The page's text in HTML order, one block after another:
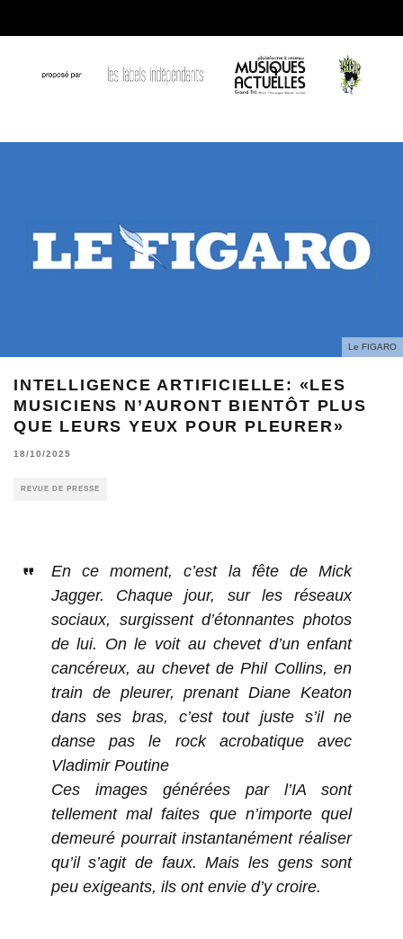
Le FIGARO
INTELLIGENCE ARTIFICIELLE: «LES
MUSICIENS N’AURONT BIENTÔT PLUS
QUE LEURS YEUX POUR PLEURER»
18/10/2025
REVUE DE PRESSE
En ce moment, c’est la fête de Mick
Jagger. Chaque jour, sur les réseaux
sociaux, surgissent d’étonnantes photos
de lui. On le voit au chevet d’un enfant
cancéreux, au chevet de Phil Collins, en
train de pleurer, prenant Diane Keaton
dans ses bras, c’est tout juste s’il ne
danse pas le rock acrobatique avec
Vladimir Poutine
Ces images générées par l’IA sont
tellement mal faites que n’importe quel
demeuré pourrait instantanément réaliser
qu’il s’agit de faux. Mais les gens sont
peu exigeants, ils ont envie d’y croire.